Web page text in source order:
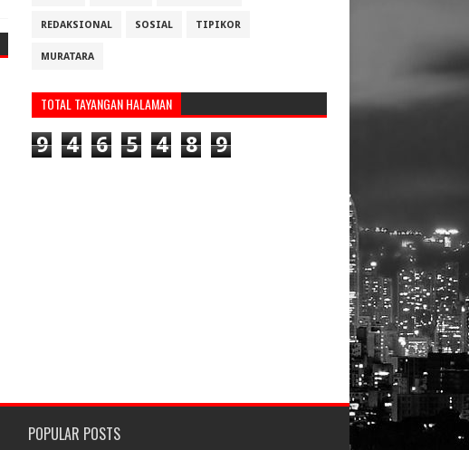
REDAKSIONAL SOSIAL TIPIKOR
MURATARA
TOTAL TAYANGAN HALAMAN
9 4 6 5 4 8 9
POPULAR POSTS